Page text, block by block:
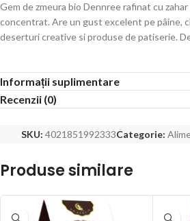
Gem de zmeura bio Dennree rafinat cu
concentrat. Are un gust excelent pe pâine,
deserturi creative si produse de patiserie.
Informații suplimentare
Recenzii (0)
SKU: 4021851992333Categorie:
Produse similare